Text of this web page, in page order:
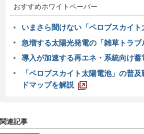
おすすめホワイトペーパー
いまさら聞けない「ペロブスカイ
急増する太陽光発電の「雑草トラ
導入が加速する再エネ・系統向け
「ペロブスカイト太陽電池」の普
ドマップを解説
関連記事